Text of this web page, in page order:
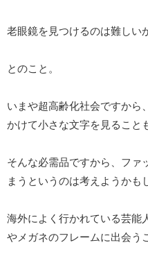
老眼鏡を見つけるのは難しい
とのこと。
いまや超高齢化社会ですから
かけて小さな文字を見ること
そんな必需品ですから、ファ
まうというのは考えようかも
海外によく行かれている芸能
やメガネのフレームに出会う